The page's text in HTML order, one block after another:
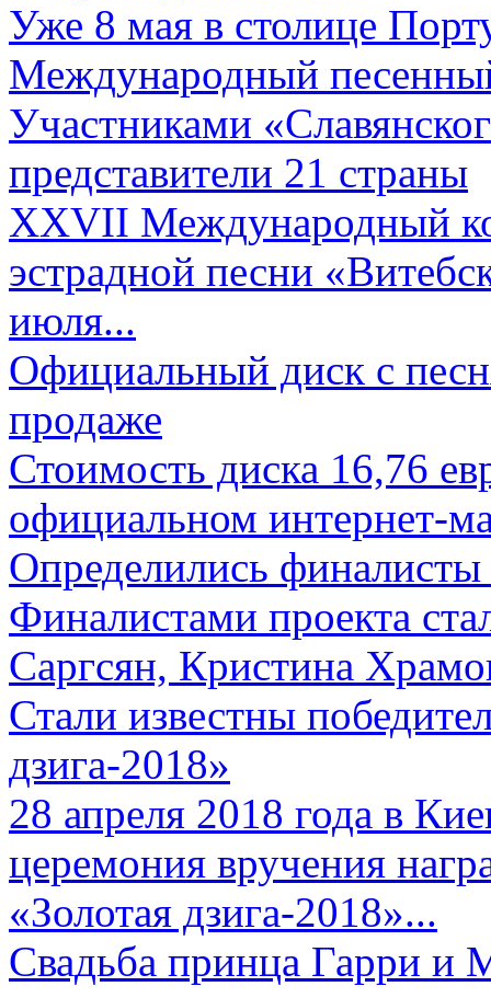
Уже 8 мая в столице
Международный
Участниками
представители 21 страны
XXVII Международный
эстрадной песни
июля...
Официальный диск с
продаже
Стоимость диска 16,76
официальном интернет-
Определились
Финалистами проекта
Саргсян, Кристина
Стали известны
дзига-2018»
28 апреля 2018 года в
церемония вручения
«Золотая дзига-2018»...
Свадьба принца Гарри и